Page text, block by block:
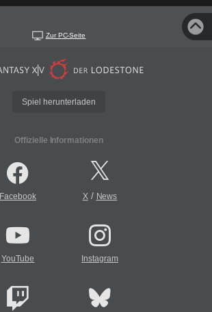
Zur PC-Seite
Spiel herunterladen
Offizielle Informationen
Facebook X/ News
YouTube Instagram